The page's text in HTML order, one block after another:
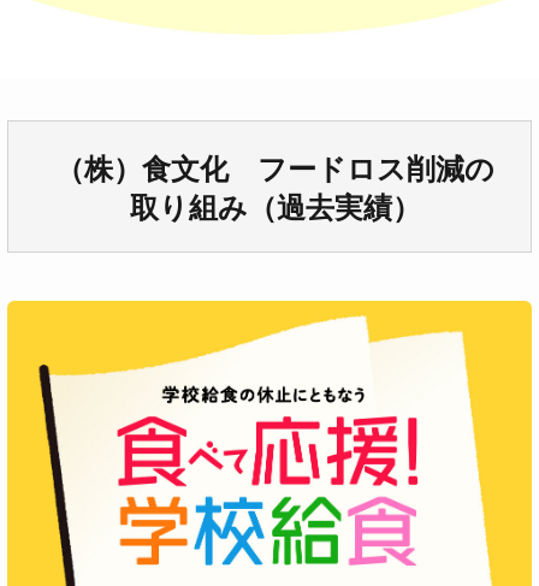
（株）食文化 フードロス削減の
取り組み（過去実績）